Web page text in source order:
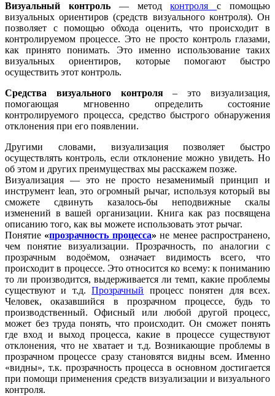
Визуальный контроль — методконтроляс помощью
визуальных ориентиров (средств визуального контроля). Он
позволяет с помощью обхода оценить, что происходит в
контролируемом процессе. Это не просто контроль глазами,
как принято понимать. Это именно использование таких
визуальных ориентиров, которые помогают быстро
осуществить этот контроль.
Средства визуального контроля– это визуализация,
помогающая мгновенно определить состояние
контролируемого процесса, средство быстрого обнаружения
отклонения при его появлении.
Другими словами, визуализация позволяет быстро
осуществлять контроль, если отклонение можно увидеть. Но
об этом и других преимуществах мы расскажем позже.
Визуализация — это не просто незаменимый принцип и
инструмент lean, это огромный рычаг, используя который вы
сможете сдвинуть казалось-бы неподвижные скалы
изменений в вашей организации. Книга как раз посвящена
описанию того, как вы можете использовать этот рычаг.
Понятие «прозрачность процесса» не менее распространено,
чем понятие визуализации. Прозрачность, по аналогии с
прозрачным водоёмом, означает видимость всего, что
происходит в процессе. Это относится ко всему: к пониманию
то ли производится, выдерживается ли темп, какие проблемы
существуют и т.д.Прозрачный процесс понятен для всех.
Человек, оказавшийся в прозрачном процессе, будь то
производственный. Офисный или любой другой процесс,
может без труда понять, что происходит. Он сможет понять
где вход и выход процесса, какие в процессе существуют
отклонения, что не хватает и т.д. Возникающие проблемы в
прозрачном процессе сразу становятся видны всем. Именно
«видны», т.к. прозрачность процесса в основном достигается
при помощи применения средств визуализации и визуального
контроля.